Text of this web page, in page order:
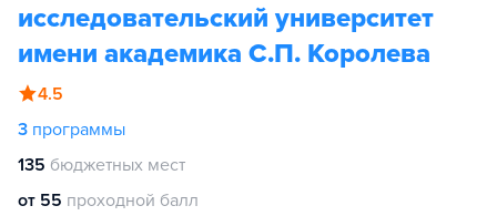
исследовательский университет
имени академика С.П. Королева
4.5
3 программы
135 бюджетных мест
от 55 проходной балл